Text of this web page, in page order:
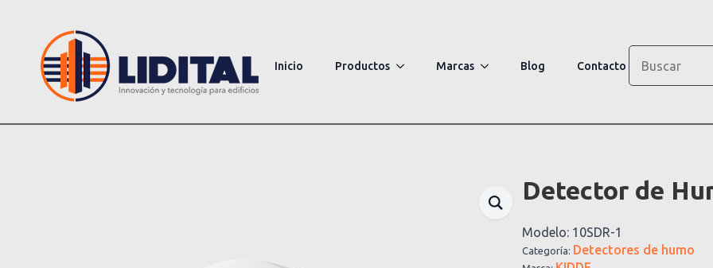
Inicio Productos Marcas Blog Contacto
Detector de
Modelo: 10SDR-1
Categoría: Detectores de humo